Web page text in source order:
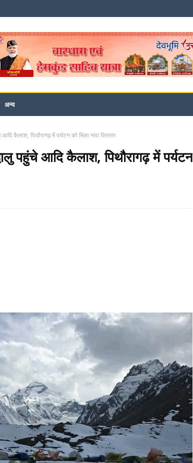
अन्य
कैलाश, पिथौरागढ़ में पर्यटन को मिला नया विस्तार
पहुंचे आदि कैलाश, पिथौरागढ़ में पर्यटन